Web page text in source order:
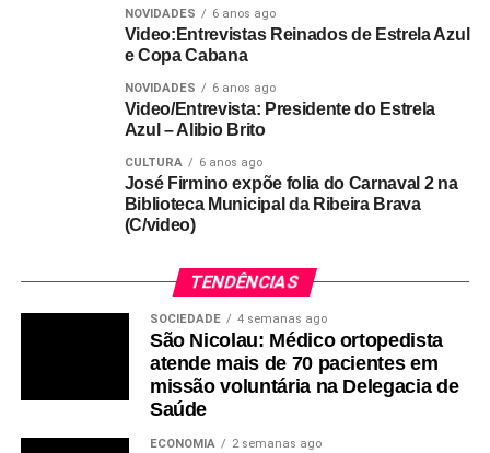
NOVIDADES 6 anos ago
Video:Entrevistas Reinados de Estrela Azul
e Copa Cabana
NOVIDADES 6 anos ago
Video/Entrevista: Presidente do Estrela
Azul – Alibio Brito
CULTURA 6 anos ago
José Firmino expõe folia do Carnaval 2 na
Biblioteca Municipal da Ribeira Brava
(C/video)
TENDÊNCIAS
SOCIEDADE 4 semanas ago
São Nicolau: Médico ortopedista
atende mais de 70 pacientes em
missão voluntária na Delegacia de
Saúde
ECONOMIA 2 semanas ago